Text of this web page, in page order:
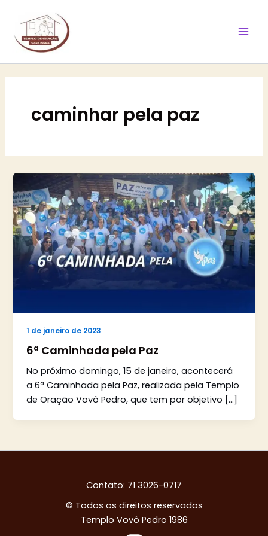
conteúdo
caminhar pela paz
1 de janeiro de 2023
6ª Caminhada pela Paz
No próximo domingo, 15 de janeiro, acontecerá
a 6ª Caminhada pela Paz, realizada pela Templo
de Oração Vovô Pedro, que tem por objetivo […]
Contato: 71 3026-0717
© Todos os direitos reservados
Templo Vovô Pedro 1986